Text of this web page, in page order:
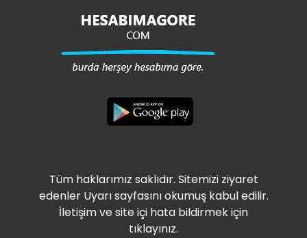
Tüm haklarımız saklıdır. Sitemizi ziyaret
edenler Uyarı sayfasını okumuş kabul edilir.
İletişim ve site içi hata bildirmek için
tıklayınız.